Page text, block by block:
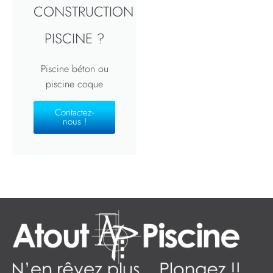
CONSTRUCTION
PISCINE ?
Piscine béton ou
piscine coque
Contactez-
nous !